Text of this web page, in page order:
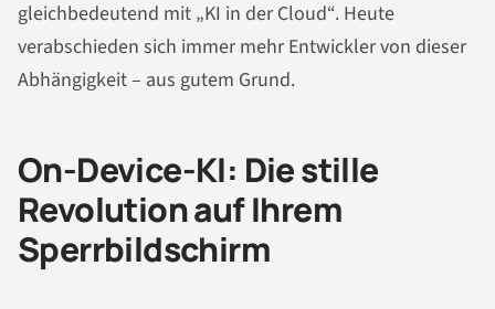
gleichbedeutend mit „KI in der Cloud“. Heute
verabschieden sich immer mehr Entwickler von dieser
Abhängigkeit – aus gutem Grund.
On-Device-KI: Die stille
Revolution auf Ihrem
Sperrbildschirm